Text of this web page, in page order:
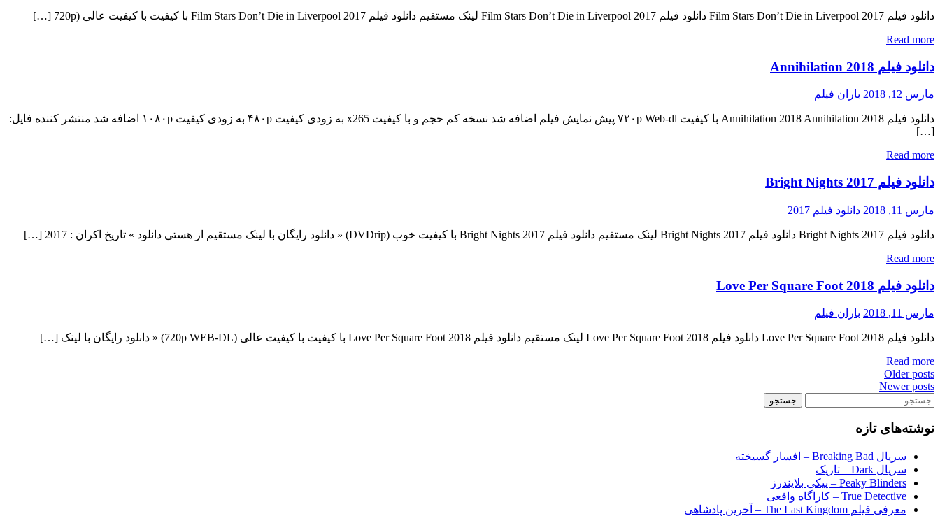
دانلود فیلم Film Stars Don’t Die in Liverpool 2017 دانلود فیلم Film Stars Don’t Die in Liverpool 2017 لینک مستقیم دانلود فیلم Film Stars Don’t Die in Liverpool 2017 با کیفیت با کیفیت عالی (720p […]
Read more
دانلود فیلم Annihilation 2018
مارس 12, 2018 باران فیلم
دانلود فیلم Annihilation 2018 Annihilation 2018 با کیفیت ۷۲۰p Web-dl پیش نمایش فیلم اضافه شد نسخه کم حجم و با کیفیت x265 به زودی کیفیت ۴۸۰p به زودی کیفیت ۱۰۸۰p اضافه شد منتشر کننده فایل:
[…]
Read more
دانلود فیلم Bright Nights 2017
مارس 11, 2018 دانلود فیلم 2017
دانلود فیلم Bright Nights 2017 دانلود فیلم Bright Nights 2017 لینک مستقیم دانلود فیلم Bright Nights 2017 با کیفیت خوب (DVDrip) « دانلود رایگان با لینک مستقیم از هستی دانلود » تاریخ اکران : 2017 […]
Read more
دانلود فیلم Love Per Square Foot 2018
مارس 11, 2018 باران فیلم
دانلود فیلم Love Per Square Foot 2018 دانلود فیلم Love Per Square Foot 2018 لینک مستقیم دانلود فیلم Love Per Square Foot 2018 با کیفیت با کیفیت عالی (720p WEB-DL) « دانلود رایگان با لینک […]
Read more
Posts
navigation
Older posts
Newer posts
جستجو
نوشته‌های تازه
سریال Breaking Bad – افسار گسیخته
سریال Dark – تاریک
Peaky Blinders – پیکی بلایندرز
True Detective – کاراگاه واقعی
معرفی فیلم The Last Kingdom – آخرین پادشاهی